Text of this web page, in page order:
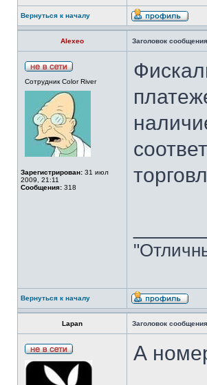
Вернуться к началу
Alexeo Заголовок
Сотрудник Color River
Зарегистрирован: 31 июл
2009, 21:11
Сообщения: 318
Вернуться к началу
Lapan Заголовок
А